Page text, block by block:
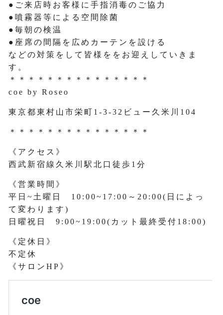
●ご来店時お客様に手指消毒のご協力
●噴霧器等による空間除菌
●毎朝の検温
●座席の間隔を広めカーテンを設ける
などの対策をして皆様ををお迎えしていきま
す。
＊＊＊＊＊＊＊＊＊＊＊＊＊＊＊
coe by Roseo
東京都東村山市栄町1-3-32ビュー久米川104
＊＊＊＊＊＊＊＊＊＊＊＊＊＊＊
《アクセス》
西武新宿線久米川駅北口徒歩1分
《営業時間》
平日~土曜日 10:00~17:00～20:00(日によっ
て変わります)
日曜祝日 9:00~19:00(カット最終受付18:00)
《定休日》
不定休
《サロンHP》